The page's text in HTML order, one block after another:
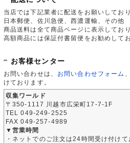
当店では下記業者に配送をお願いしており
日本郵便、佐川急便、西濃運輸、その他
商品送料は全て商品ページに表示しており
高額商品には保証付書留便をお勧めして
お客様センター
お問い合わせは、 お問い合わせフォーム
けております。
収集ワールド
〒350-1117 川越市広栄町17-7-1F
TEL 049-249-2525
FAX 049-257-4989
▼営業時間
・ネットでのご注文は24時間受け付けて